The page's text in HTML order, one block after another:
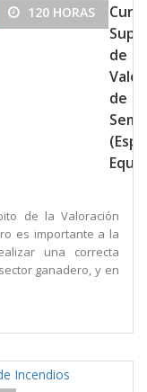
120 HORAS
de
de
de la Valoración
es importante a la
una correcta
ganadero, y en